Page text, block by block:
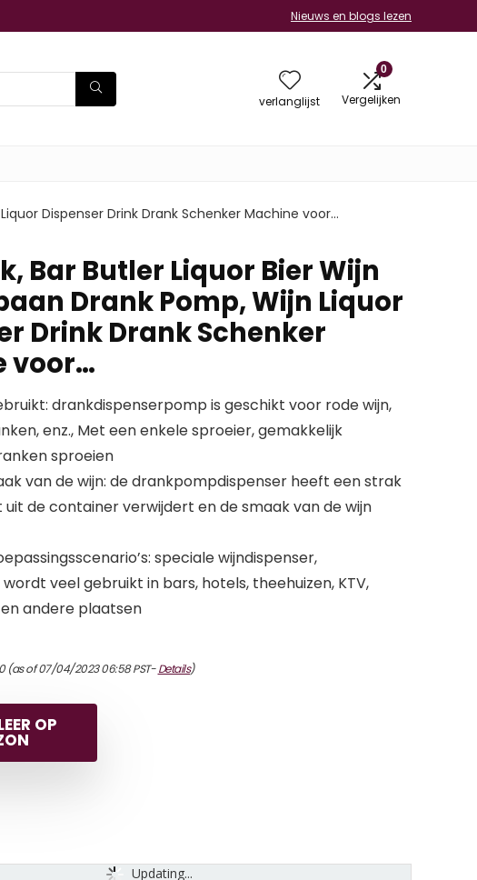
Nieuws en blogs lezen
verlanglijst
0
Vergelijken
Dispenser Drink Drank Schenker Machine voor…
Bar Butler Liquor Bier Wijn
Drank Pomp, Wijn Liquor
Drink Drank Schenker
voor…
drankdispenserpomp is geschikt voor rode wijn,
enz., Met een enkele sproeier, gemakkelijk
sproeien
van de wijn: de drankpompdispenser heeft een strak
de container verwijdert en de smaak van de wijn
speciale wijndispenser,
veel gebruikt in bars, hotels, theehuizen, KTV,
andere plaatsen
(as of 07/04/2023 06:58 PST-Details)
OP
Updating...